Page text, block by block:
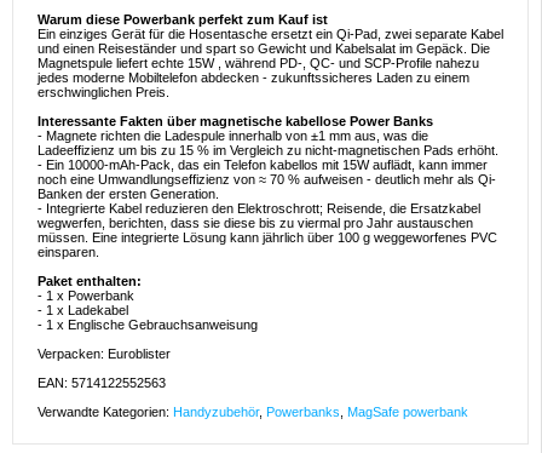
Warum diese Powerbank perfekt zum Kauf ist
Ein einziges Gerät für die Hosentasche ersetzt ein Qi-Pad, zwei separate Kabel
und einen Reiseständer und spart so Gewicht und Kabelsalat im Gepäck. Die
Magnetspule liefert echte 15W , während PD-, QC- und SCP-Profile nahezu
jedes moderne Mobiltelefon abdecken - zukunftssicheres Laden zu einem
erschwinglichen Preis.
Interessante Fakten über magnetische kabellose Power Banks
- Magnete richten die Ladespule innerhalb von ±1 mm aus, was die
Ladeeffizienz um bis zu 15 % im Vergleich zu nicht-magnetischen Pads erhöht.
- Ein 10000-mAh-Pack, das ein Telefon kabellos mit 15W auflädt, kann immer
noch eine Umwandlungseffizienz von ≈ 70 % aufweisen - deutlich mehr als Qi-
Banken der ersten Generation.
- Integrierte Kabel reduzieren den Elektroschrott; Reisende, die Ersatzkabel
wegwerfen, berichten, dass sie diese bis zu viermal pro Jahr austauschen
müssen. Eine integrierte Lösung kann jährlich über 100 g weggeworfenes PVC
einsparen.
Paket enthalten:
- 1 x Powerbank
- 1 x Ladekabel
- 1 x Englische Gebrauchsanweisung
Verpacken: Euroblister
EAN: 5714122552563
Verwandte Kategorien: Handyzubehör, Powerbanks MagSafe powerbank